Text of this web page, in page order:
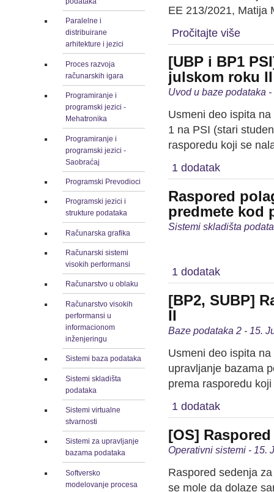
Paralelne i
distribuirane
arhitekture i jezici
Proces razvoja
računarskih igara
Programiranje i
programski jezici -
Mehatronika
Programiranje i
programski jezici -
Saobraćaj
Programski Prevodioci
Programski jezici i
strukture podataka
Računarska grafika
Računarski sistemi
visokih performansi
Računarstvo u oblaku
Računarstvo visokih
performansi u
informacionom
inženjeringu
Sistemi baza podataka
Sistemi skladišta
podataka
Sistemi virtualne
stvarnosti
Sistemi za upravljanje
bazama podataka
Softversko
modelovanje procesa
EE 213/2021, Matija
Pročitajte više
[UBP i BP1
julskom roku II
Uvod u baze podataka
Usmeni deo ispita
1 na PSI (stari
rasporedu koji se
1 dodatak
Raspored
predmete kod
Sistemi skladišta
1 dodatak
[BP2, SUBP]
II
Baze podataka 2 - 15.
Usmeni deo ispita
upravljanje bazama
prema rasporedu
1 dodatak
[OS]
Operativni sistemi - 15.
Raspored sedenja
se mole da dolaze